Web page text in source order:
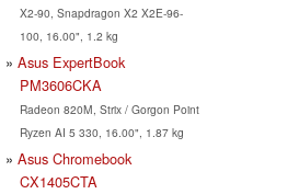
X2-90, Snapdragon X2 X2E-96-
100, 16.00", 1.2 kg
Asus ExpertBook
PM3606CKA
Radeon 820M, Strix / Gorgon Point
Ryzen AI 5 330, 16.00", 1.87 kg
Asus Chromebook
CX1405CTA